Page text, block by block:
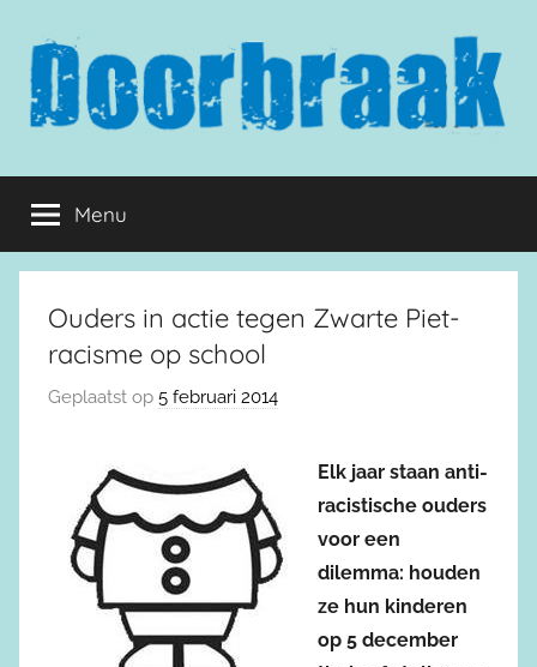
inhoud
springen
Doorbraak.eu
Menu
Ouders in actie tegen Zwarte Piet-
racisme op school
Geplaatst op 5 februari 2014
Elk jaar staan anti-
racistische ouders
voor een
dilemma: houden
ze hun kinderen
op 5 december